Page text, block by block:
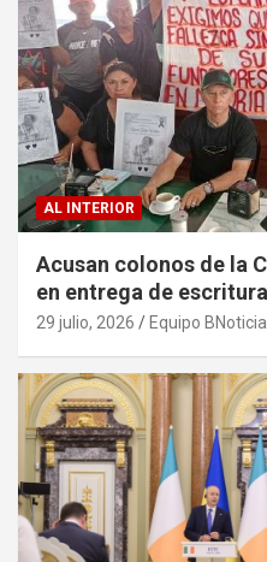
AL INTERIOR
Acusan colonos de la
en entrega de
29 julio, 2026 Equipo